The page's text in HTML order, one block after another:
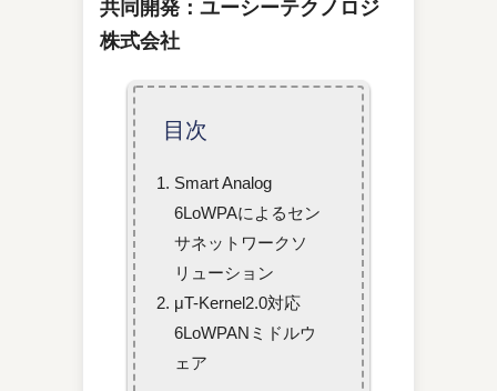
共同開発：ユーシーテクノロジ
株式会社
目次
Smart Analog
6LoWPAによるセン
サネットワークソ
リューション
μT-Kernel2.0対応
6LoWPANミドルウ
ェア